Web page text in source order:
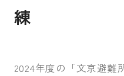
練
2024年度の「文京避難